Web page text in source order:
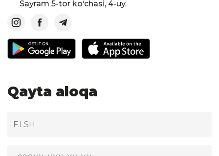
Sayram 5-tor ko‘chasi, 4-uy.
Qayta aloqa